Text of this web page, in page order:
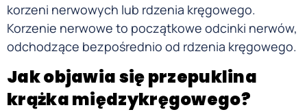
korzeni nerwowych lub rdzenia kręgowego.
Korzenie nerwowe to początkowe odcinki nerwów,
odchodzące bezpośrednio od rdzenia kręgowego.
Jak objawia się przepuklina
krążka międzykręgowego?